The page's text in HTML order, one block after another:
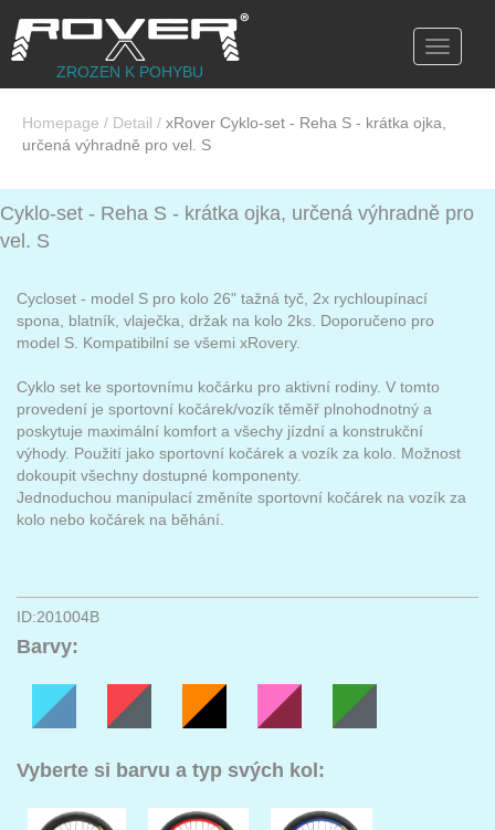
Toggle
ZROZEN K POHYBU
Homepage / Detail / xRover Cyklo-set - Reha S - krátka ojka,
určená výhradně pro vel. S
Cyklo-set - Reha S - krátka ojka, určená výhradně pro
vel. S
Cycloset - model S pro kolo 26" tažná tyč, 2x rychloupínací
spona, blatník, vlaječka, držak na kolo 2ks. Doporučeno pro
model S. Kompatibilní se všemi xRovery.
Cyklo set ke sportovnímu kočárku pro aktivní rodiny. V tomto
provedení je sportovní kočárek/vozík těměř plnohodnotný a
poskytuje maximální komfort a všechy jízdní a konstrukční
výhody. Použití jako sportovní kočárek a vozík za kolo. Možnost
dokoupit všechny dostupné komponenty.
Jednoduchou manipulací změníte sportovní kočárek na vozík za
kolo nebo kočárek na běhání.
ID:201004B
Barvy:
Vyberte si barvu a typ svých kol: